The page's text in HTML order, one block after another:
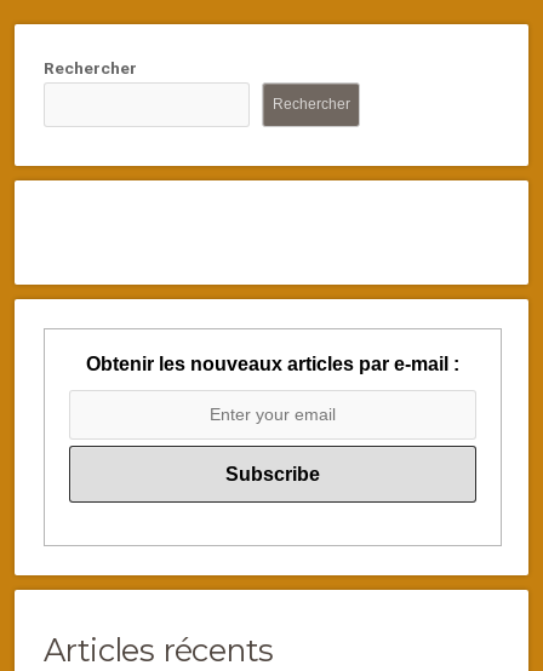
Rechercher
Rechercher
Obtenir les nouveaux articles par e-mail :
Articles récents